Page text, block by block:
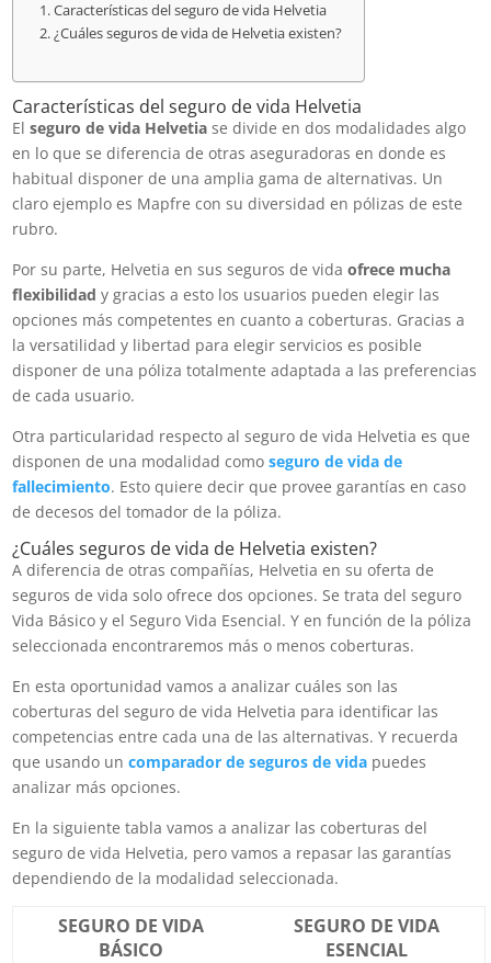
Características del seguro de vida Helvetia
¿Cuáles seguros de vida de Helvetia existen?
Características del seguro de vida Helvetia
Elseguro de vida Helvetia se divide en dos modalidades algo
en lo que se diferencia de otras aseguradoras en donde es
habitual disponer de una amplia gama de alternativas. Un
claro ejemplo es Mapfre con su diversidad en pólizas de este
rubro.
Por su parte, Helvetia en sus seguros de vidaofrece mucha
flexibilidad y gracias a esto los usuarios pueden elegir las
opciones más competentes en cuanto a coberturas. Gracias a
la versatilidad y libertad para elegir servicios es posible
disponer de una póliza totalmente adaptada a las preferencias
de cada usuario.
Otra particularidad respecto al seguro de vida Helvetia es que
disponen de una modalidad comoseguro de vida de
fallecimiento. Esto quiere decir que provee garantías en caso
de decesos del tomador de la póliza.
¿Cuáles seguros de vida de Helvetia existen?
A diferencia de otras compañías, Helvetia en su oferta de
seguros de vida solo ofrece dos opciones. Se trata del seguro
Vida Básico y el Seguro Vida Esencial. Y en función de la póliza
seleccionada encontraremos más o menos coberturas.
En esta oportunidad vamos a analizar cuáles son las
coberturas del seguro de vida Helvetia para identificar las
competencias entre cada una de las alternativas. Y recuerda
que usando uncomparador de seguros de vida puedes
analizar más opciones.
En la siguiente tabla vamos a analizar las coberturas del
seguro de vida Helvetia, pero vamos a repasar las garantías
dependiendo de la modalidad seleccionada.
SEGURO DE VIDA
BÁSICO
SEGURO DE VIDA
ESENCIAL